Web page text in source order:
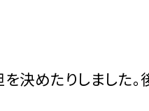
決めたりしました。